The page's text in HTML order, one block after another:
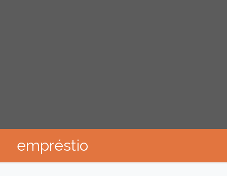
empréstio